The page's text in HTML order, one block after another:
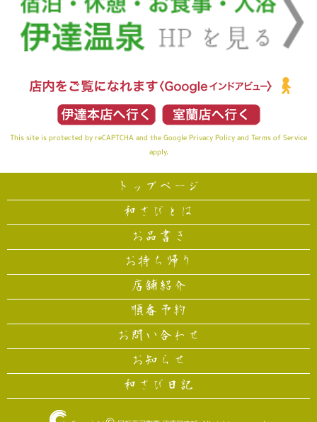
This site is protected by reCAPTCHA and the Google Privacy Policy and Terms of Service
apply.
トップページ
和さびとは
お品書き
お持ち帰り
店舗紹介
順番予約
お問い合わせ
お知らせ
和さび日記